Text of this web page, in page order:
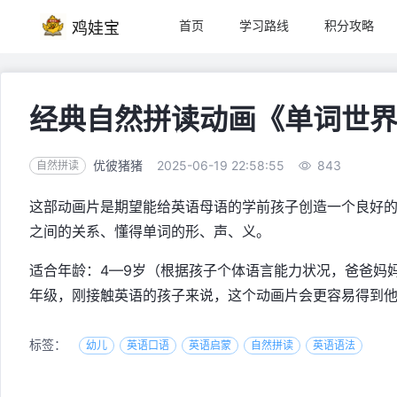
鸡娃宝 首页 学习路线 积分攻略
经典自然拼读动画《单词世
自然拼读 优彼猪猪 2025-06-19 22:58:55 843
这部动画片是期望能给英语母语的学前孩子创造一个良好
之间的关系、懂得单词的形、声、义。
适合年龄：4—9岁（根据孩子个体语言能力状况，爸爸妈
年级，刚接触英语的孩子来说，这个动画片会更容易得到
标签： 幼儿 英语口语 英语启蒙 自然拼读 英语语法